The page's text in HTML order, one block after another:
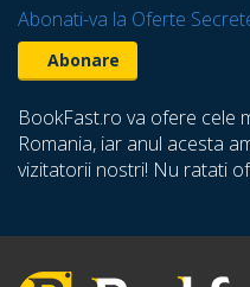
Abonati-va la Oferte
BookFast.ro va ofere cele
Romania, iar anul acesta
vizitatorii nostri! Nu ratati